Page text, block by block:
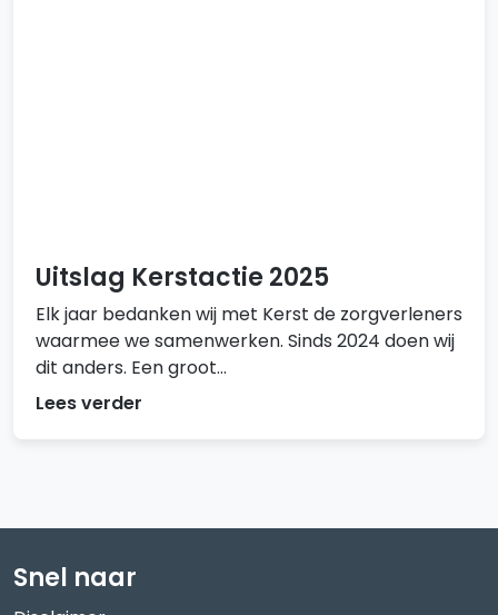
Uitslag Kerstactie 2025
Elk jaar bedanken wij met Kerst de zorgverleners
waarmee we samenwerken. Sinds 2024 doen wij
dit anders. Een groot...
Lees verder
Snel naar